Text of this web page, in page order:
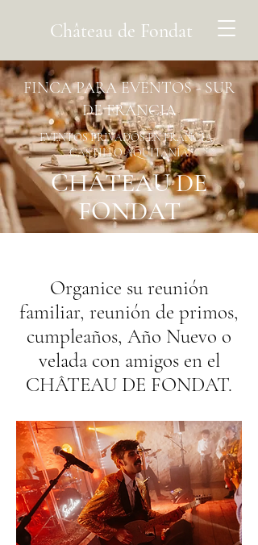
Château de Fondat
FINCA PARA EVENTOS - SUR
DE FRANCIA
EVENTOS PRIVADOS EN FRANCIA -
CASTILLO AQUITANIA
CHÂTEAU DE
FONDAT
Organice su reunión
familiar, reunión de primos,
cumpleaños, Año Nuevo o
velada con amigos en el
CHÂTEAU DE FONDAT.